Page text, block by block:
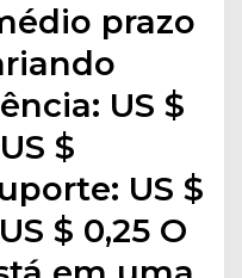
prazo
US $
$
US $
$ 0,25 O